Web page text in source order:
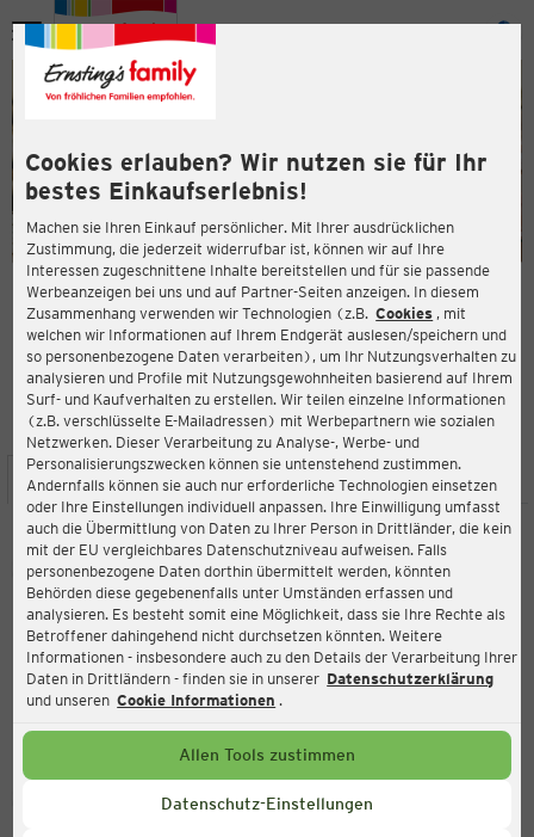
Cookies erlauben? Wir nutzen sie für Ihr
bestes Einkaufserlebnis!
Machen sie Ihren Einkauf persönlicher. Mit Ihrer ausdrücklichen
Zustimmung, die jederzeit widerrufbar ist, können wir auf Ihre
Interessen zugeschnittene Inhalte bereitstellen und für sie passende
Werbeanzeigen bei uns und auf Partner-Seiten anzeigen. In diesem
Zusammenhang verwenden wir Technologien (z.B. Cookies , mit
welchen wir Informationen auf Ihrem Endgerät auslesen/speichern und
so personenbezogene Daten verarbeiten), um Ihr Nutzungsverhalten zu
analysieren und Profile mit Nutzungsgewohnheiten basierend auf Ihrem
Surf- und Kaufverhalten zu erstellen. Wir teilen einzelne Informationen
(z.B. verschlüsselte E-Mailadressen) mit Werbepartnern wie sozialen
Netzwerken. Dieser Verarbeitung zu Analyse-, Werbe- und
Personalisierungszwecken können sie untenstehend zustimmen.
Andernfalls können sie auch nur erforderliche Technologien einsetzen
oder Ihre Einstellungen individuell anpassen. Ihre Einwilligung umfasst
auch die Übermittlung von Daten zu Ihrer Person in Drittländer, die kein
mit der EU vergleichbares Datenschutzniveau aufweisen. Falls
personenbezogene Daten dorthin übermittelt werden, könnten
Behörden diese gegebenenfalls unter Umständen erfassen und
analysieren. Es besteht somit eine Möglichkeit, dass sie Ihre Rechte als
Betroffener dahingehend nicht durchsetzen könnten. Weitere
Informationen - insbesondere auch zu den Details der Verarbeitung Ihrer
Daten in Drittländern - finden sie in unserer Datenschutzerklärung
und unseren Cookie Informationen .
Allen Tools zustimmen
Datenschutz-Einstellungen
Menü
ERNSTING'S FAMILY FILIALE
Mainzer Landstraße 683
65933 Frankfurt am Main
3,6
Bewertung:
STANDORT SERVICES SORTIMENT AKTIONEN
Ernsting's family
Mainzer Landstraße 683, 65933 Frankfurt am Main
Service Hotline